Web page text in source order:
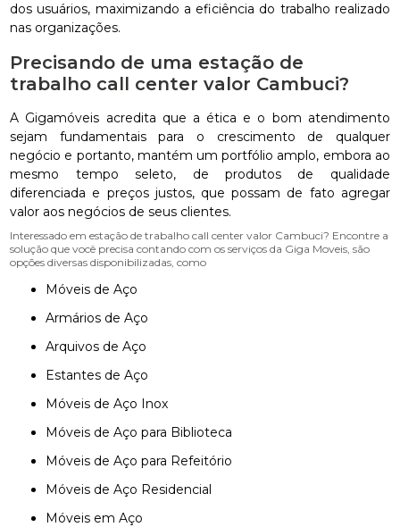
dos usuários, maximizando a eficiência do trabalho realizado
nas organizações.
Precisando de uma estação de
trabalho call center valor Cambuci?
A Gigamóveis acredita que a ética e o bom atendimento
sejam fundamentais para o crescimento de qualquer
negócio e portanto, mantém um portfólio amplo, embora ao
mesmo tempo seleto, de produtos de qualidade
diferenciada e preços justos, que possam de fato agregar
valor aos negócios de seus clientes.
Interessado em estação de trabalho call center valor Cambuci? Encontre a
solução que você precisa contando com os serviços da Giga Moveis, são
opções diversas disponibilizadas, como
Móveis de Aço
Armários de Aço
Arquivos de Aço
Estantes de Aço
Móveis de Aço Inox
Móveis de Aço para Biblioteca
Móveis de Aço para Refeitório
Móveis de Aço Residencial
Móveis em Aço